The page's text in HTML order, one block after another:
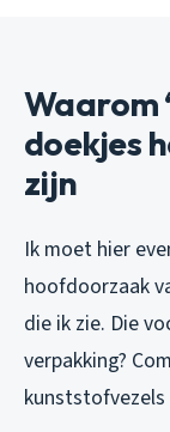
Waarom
doekjes
zijn
Ik moet hier
hoofdoorzaak
die ik zie. Die
verpakking?